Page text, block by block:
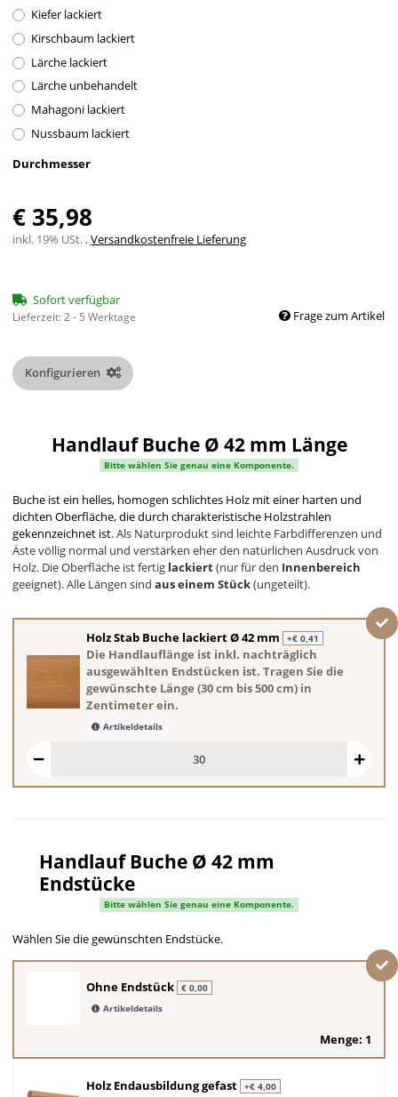
Kiefer lackiert
Kirschbaum lackiert
Lärche lackiert
Lärche unbehandelt
Mahagoni lackiert
Nussbaum lackiert
Durchmesser
€ 35,98
inkl. 19% USt. ,Versandkostenfreie Lieferung
Sofort verfügbar
Lieferzeit:2 - 5 Werktage Frage zum Artikel
Konfigurieren
Handlauf Buche Ø 42 mm Länge
Bitte wählen Sie genau eine Komponente.
Buche ist ein helles, homogen schlichtes Holz mit einer harten und
dichten Oberfläche,die durch charakteristische Holzstrahlen
gekennzeichnet ist.Als Naturprodukt sind leichte Farbdifferenzen und
Äste völlig normal und verstärken eher den natürlichen Ausdruck von
Holz. Die Oberfläche ist fertig lackiert(nur für den Innenbereich
geeignet). Alle Längen sind aus einem Stück(ungeteilt).
Holz Stab Buche lackiert Ø 42 mm +€ 0,41
Die Handlauflänge ist inkl. nachträglich
ausgewählten Endstücken ist. Tragen Sie die
gewünschte Länge (30 cm bis 500 cm) in
Zentimeter ein.
Artikeldetails
Handlauf Buche Ø 42 mm
Endstücke
Bitte wählen Sie genau eine Komponente.
Wählen Sie die gewünschten Endstücke.
Ohne Endstück € 0,00
Artikeldetails
Menge: 1
Holz Endausbildung gefast +€ 4,00